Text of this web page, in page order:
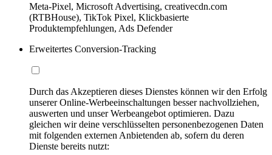
Meta-Pixel, Microsoft Advertising, creativecdn.com
(RTBHouse), TikTok Pixel, Klickbasierte
Produktempfehlungen, Ads Defender
Erweitertes Conversion-Tracking
Durch das Akzeptieren dieses Dienstes können wir den Erfolg
unserer Online-Werbeeinschaltungen besser nachvollziehen,
auswerten und unser Werbeangebot optimieren. Dazu
gleichen wir deine verschlüsselten personenbezogenen Daten
mit folgenden externen Anbietenden ab, sofern du deren
Dienste bereits nutzt: